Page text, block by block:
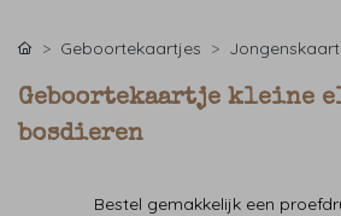
Geboortekaartjes Jongenskaart
Geboortekaartje kleine
bosdieren
Bestel gemakkelijk een